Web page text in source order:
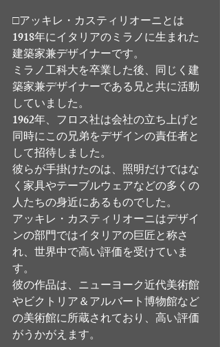
□アッキレ・カスティリオーニとは
1918年にイタリアのミラノに生まれた
建築家兼デザイナーです。
ミラノ工科大を卒業した後、同じく建
築家兼デザイナーである兄と共に活動
していました。
1962年、フロス社は会社の立ち上げと
同時にこの兄弟をデザインの責任者と
して招待しました。
彼らが手掛けたのは、照明だけではな
く家具やテーブルウェアなどの多くの
人たちの身近にあるものでした。
アッキレ・カスティリオーニはデザイ
ンの部門ではイタリアの巨匠と称さ
れ、世界中で高い評価を受けていま
す。
彼の作品は、ニューヨーク近代美術館
やビクトリア＆アルバート博物館など
の美術館に所蔵されており、高い評価
がうかがえます。